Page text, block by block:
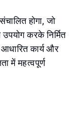
होगा, जो
करके निर्मित
कार्य और
में महत्वपूर्ण